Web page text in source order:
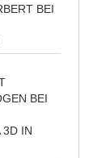
BEI
BEI
3D IN